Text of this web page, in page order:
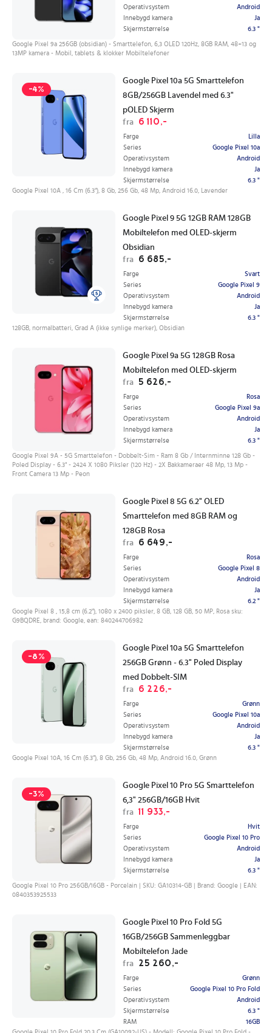
Operativsystem
Android
Innebygd kamera
Ja
Skjermstørrelse
6.3 "
Google Pixel 9a 256GB (obsidian) - Smarttelefon, 6,3 OLED 120Hz, 8GB RAM, 48+13 og
13MP kamera - Mobil, tablets & klokker Mobiltelefoner
-4%
Google Pixel 10a 5G Smarttelefon
8GB/256GB Lavendel med 6.3"
pOLED Skjerm
fra
6 110,-
Farge
Lilla
Series
Google Pixel 10a
Operativsystem
Android
Innebygd kamera
Ja
Skjermstørrelse
6.3 "
Google Pixel 10A , 16 Cm (6.3"), 8 Gb, 256 Gb, 48 Mp, Android 16.0, Lavender
Google Pixel 9 5G 12GB RAM 128GB
Mobiltelefon med OLED-skjerm
Obsidian
fra
6 685,-
Farge
Svart
Series
Google Pixel 9
Operativsystem
Android
Innebygd kamera
Ja
Skjermstørrelse
6.3 "
128GB, normalbatteri, Grad A (ikke synlige merker), Obsidian
Google Pixel 9a 5G 128GB Rosa
Mobiltelefon med OLED-skjerm
fra
5 626,-
Farge
Rosa
Series
Google Pixel 9a
Operativsystem
Android
Innebygd kamera
Ja
Skjermstørrelse
6.3 "
Google Pixel 9A - 5G Smarttelefon - Dobbelt-Sim - Ram 8 Gb / Internminne 128 Gb -
Poled Display - 6.3" - 2424 X 1080 Piksler (120 Hz) - 2X Bakkameraer 48 Mp, 13 Mp -
Front Camera 13 Mp - Peon
Google Pixel 8 5G 6.2" OLED
Smarttelefon med 8GB RAM og
128GB Rosa
fra
6 649,-
Farge
Rosa
Series
Google Pixel 8
Operativsystem
Android
Innebygd kamera
Ja
Skjermstørrelse
6.2 "
Google Pixel 8 , 15,8 cm (6.2"), 1080 x 2400 piksler, 8 GB, 128 GB, 50 MP, Rosa sku:
G9BQDRE, brand: Google, ean: 840244706982
-8%
Google Pixel 10a 5G Smarttelefon
256GB Grønn - 6.3" Poled Display
med Dobbelt-SIM
fra
6 226,-
Farge
Grønn
Series
Google Pixel 10a
Operativsystem
Android
Innebygd kamera
Ja
Skjermstørrelse
6.3 "
Google Pixel 10A, 16 Cm (6.3"), 8 Gb, 256 Gb, 48 Mp, Android 16.0, Grønn
-3%
Google Pixel 10 Pro 5G Smarttelefon
6,3" 256GB/16GB Hvit
fra 11 933,-
Farge
Hvit
Series
Google Pixel 10 Pro
Operativsystem
Android
Innebygd kamera
Ja
Skjermstørrelse
6.3 "
Google Pixel 10 Pro 256GB/16GB - Porcelain | SKU: GA10314-GB | Brand: Google | EAN:
0840353925533
Google Pixel 10 Pro Fold 5G
16GB/256GB Sammenleggbar
Mobiltelefon Jade
fra
25 260,-
Farge
Grønn
Series
Google Pixel 10 Pro Fold
Operativsystem
Android
Skjermstørrelse
6.3 "
RAM
16GB